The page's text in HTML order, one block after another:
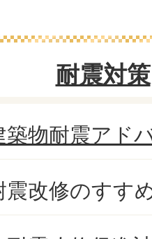
耐震対策
築物耐震アド
震改修のすす